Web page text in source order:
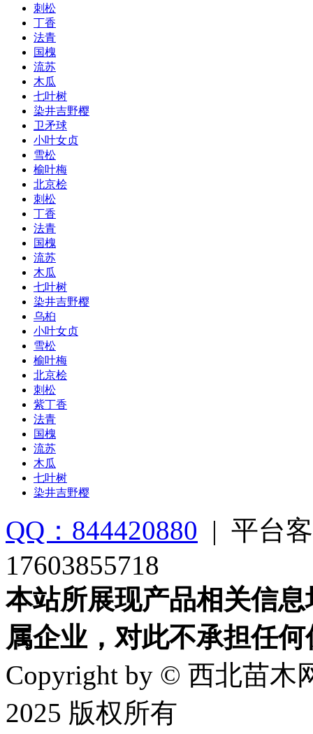
刺松
丁香
法青
国槐
流苏
木瓜
七叶树
染井吉野樱
卫矛球
小叶女贞
雪松
榆叶梅
北京桧
刺松
丁香
法青
国槐
流苏
木瓜
七叶树
染井吉野樱
乌桕
小叶女贞
雪松
榆叶梅
北京桧
刺松
紫丁香
法青
国槐
流苏
木瓜
七叶树
染井吉野樱
QQ：844420880 | 平台
17603855718
本站所展现产品相关信
属企业，对此不承担任
Copyright by © 西北苗木
2025 版权所有